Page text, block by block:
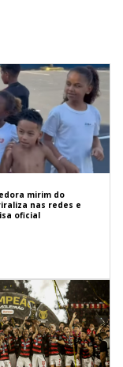
mirim do
nas redes e
oficial